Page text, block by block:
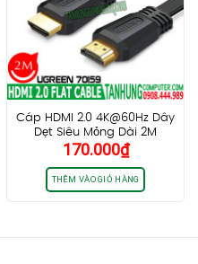
Cáp HDMI 2.0 4K@60Hz Dây
Dẹt Siêu Mỏng Dài 2M
Ugreen 70159
170.000₫
THÊM VÀO GIỎ HÀNG